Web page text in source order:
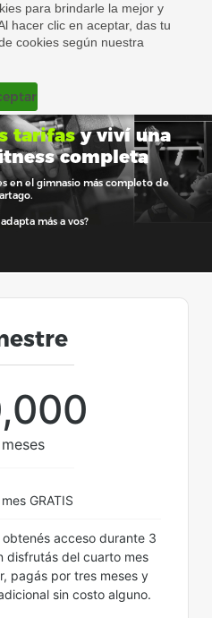
para brindarle la mejor y
hacer clic en aceptar, das tu
cookies según nuestra
tarifas y viví una
completa
en el gimnasio más completo de
más a vos?
GRATIS
acceso durante 3
disfrutás del cuarto mes
pagás por tres meses y
sin costo alguno.